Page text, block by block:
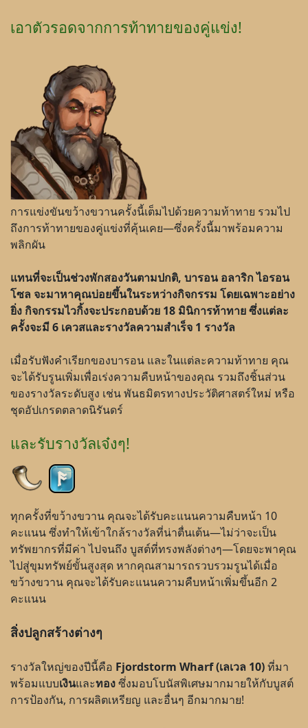
เอาตัวรอดจากการท้าทายของคู่แข่ง!
การแข่งขันขว้างขวานครั้งนี้เต็มไปด้วยความท้าทาย รวมไป
ถึงการท้าทายของคู่แข่งที่คุ้นเคย—ซึ่งครั้งนี้มาพร้อมความ
พลิกผัน
แทนที่จะเป็นช่วงพักสองวันตามปกติ, บารอน อลาริก ไอรอน
โซล จะมาหาคุณบ่อยขึ้นในระหว่างกิจกรรม โดยเฉพาะอย่าง
ยิ่ง กิจกรรมไวกิ้งจะประกอบด้วย 18 มินิการท้าทาย ซึ่งแต่ละ
ครั้งจะมี 6 เควสและรางวัลความสำเร็จ 1 รางวัล
เมื่อรับฟังคำเรียกของบารอน และในแต่ละความท้าทาย คุณ
จะได้รับรูนเพิ่มเพื่อเร่งความคืบหน้าของคุณ รวมถึงชิ้นส่วน
ของรางวัลระดับสูง เช่น พันธมิตรทางประวัติศาสตร์ใหม่ หรือ
ชุดอัปเกรดตลาดนิรันดร์
และรับรางวัลเจ๋งๆ!
ทุกครั้งที่ขว้างขวาน คุณจะได้รับคะแนนความคืบหน้า 10
คะแนน ซึ่งทำให้เข้าใกล้รางวัลที่น่าตื่นเต้น—ไม่ว่าจะเป็น
ทรัพยากรที่มีค่า ไปจนถึง บูสต์ที่ทรงพลังต่างๆ—โดยจะพาคุณ
ไปสู่ขุมทรัพย์ขั้นสูงสุด หากคุณสามารถรวบรวมรูนได้เมื่อ
ขว้างขวาน คุณจะได้รับคะแนนความคืบหน้าเพิ่มขึ้นอีก 2
คะแนน
สิ่งปลูกสร้างต่างๆ
รางวัลใหญ่ของปีนี้คือ Fjordstorm Wharf (เลเวล 10)ที่มา
พร้อมแบบเงินและทองซึ่งมอบโบนัสพิเศษมากมายให้กับบูสต์
การป้องกัน, การผลิตเหรียญ และอื่นๆ อีกมากมาย!